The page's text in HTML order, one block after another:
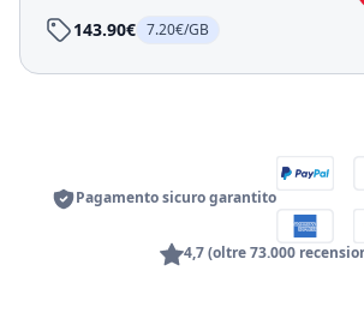
143.90€ 7.20€/GB
Pagamento sicuro garantito
4,7 (oltre 73.000